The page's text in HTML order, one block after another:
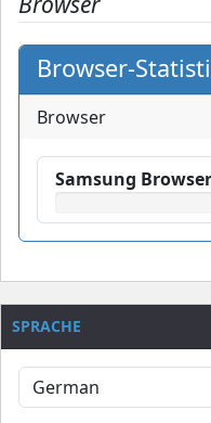
Browser-
Browser
Samsung Browser
SPRACHE